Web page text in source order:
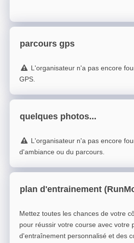
parcours gps
L'organisateur n'a pas encore
GPS.
quelques photos...
L'organisateur n'a pas encore
d'ambiance ou du parcours.
plan d'entrainement
Mettez toutes les chances de votre
pour réussir votre course avec votre
d'entraînement personnalisé et des